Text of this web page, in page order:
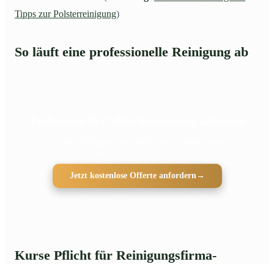
Tipps zur Polsterreinigung)
So läuft eine professionelle Reinigung ab
Jetzt kostenlose Offerte anfordern→
Kurse Pflicht für Reinigungsfirma-